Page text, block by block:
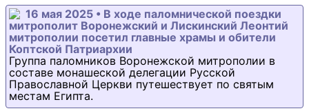
16 мая 2025 • В ходе паломнической поездки
митрополит Воронежский и Лискинский Леонтий
митрополии посетил главные храмы и обители
Коптской Патриархии
Группа паломников Воронежской митрополии в
составе монашеской делегации Русской
Православной Церкви путешествует по святым
местам Египта.